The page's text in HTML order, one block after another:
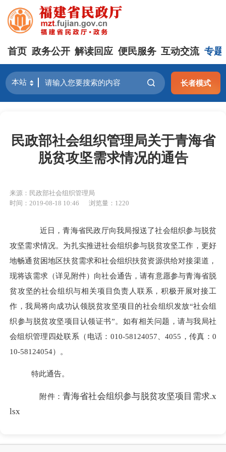
首页 政务公开 解读回应 便民服务 互动交流 专题
长者模式
民政部社会组织管理局关于青海省
脱贫攻坚需求情况的通告
来源：民政部社会组织管理局
时间：2019-08-18 10:46
浏览量：1220
近日，青海省民政厅向我局报送了社会组织参与脱贫
攻坚需求情况。为扎实推进社会组织参与脱贫攻坚工作，更好
地畅通贫困地区扶贫需求和社会组织扶贫资源供给对接渠道，
现将该需求（详见附件）向社会通告，请有意愿参与青海省脱
贫攻坚的社会组织与相关项目负责人联系，积极开展对接工
作，我局将向 成功认领脱贫攻坚项目的社会组织发放“社会组
织参与脱贫攻坚项目认领证书”。如有相关问题，请与我局社
会组织管理四处联系（电话： 010-58124057、4055，传真：0
10-58124054）。
特此通告。
附件： 青海省社会组织参与脱贫攻坚项目需求.x
lsx